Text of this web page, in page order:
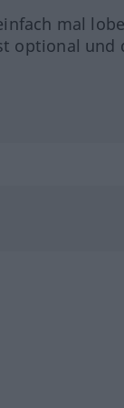
mal
optional und